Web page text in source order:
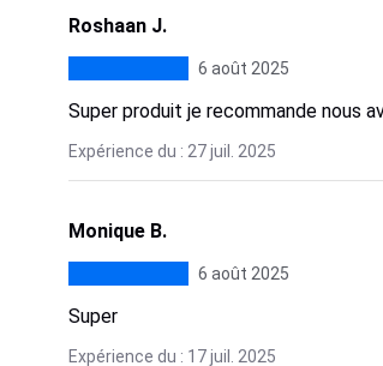
Roshaan J.
6 août 2025
Super produit je recommande nous
Expérience du : 27 juil. 2025
Monique B.
6 août 2025
Super
Expérience du : 17 juil. 2025